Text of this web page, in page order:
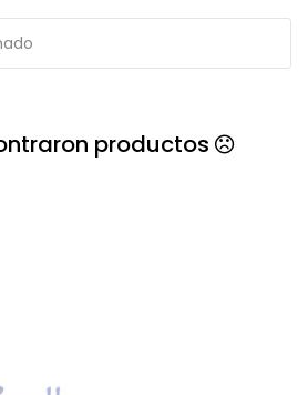
productos